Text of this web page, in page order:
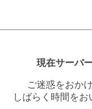
現在サーバ
ご迷惑をおか
しばらく時間を